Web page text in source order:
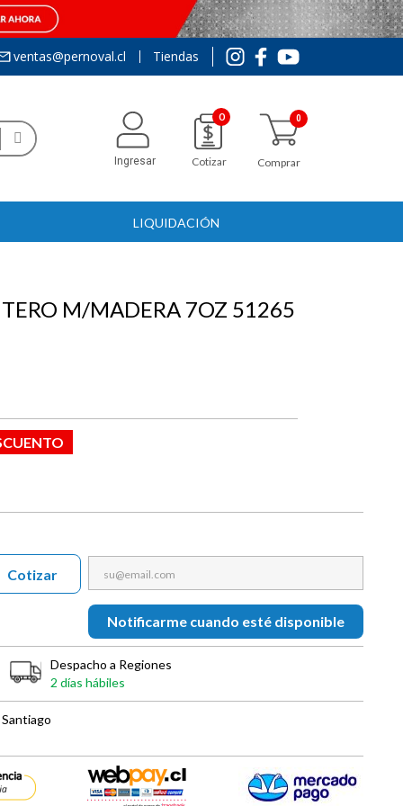
ventas@pernoval.cl Tiendas
Ingresar
0
Cotizar Comprar
LIQUIDACIÓN
M/MADERA 7OZ 51265
Notificarme cuando esté disponible
Cotizar
Despacho a Regiones
2 días hábiles